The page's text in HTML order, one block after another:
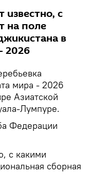
с
на поле
в
2026
мира - 2026
Азиатской
Лумпуре.
Федерации
с какими
сборная